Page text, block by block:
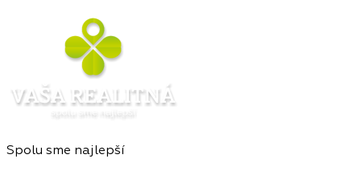
Spolu sme najlepší